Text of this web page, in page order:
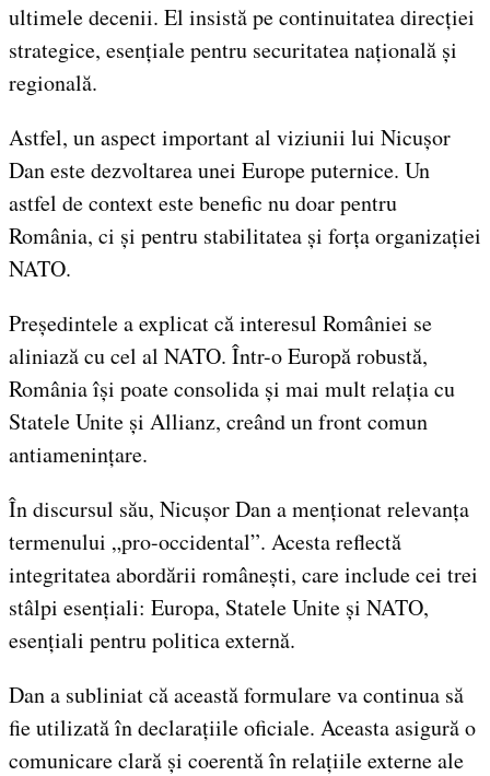
ultimele decenii. El insistă pe continuitatea direcției
strategice, esențiale pentru securitatea națională și
regională.
Astfel, un aspect important al viziunii lui Nicușor
Dan este dezvoltarea unei Europe puternice. Un
astfel de context este benefic nu doar pentru
România, ci și pentru stabilitatea și forța organizației
NATO.
Președintele a explicat că interesul României se
aliniază cu cel al NATO. Într-o Europă robustă,
România își poate consolida și mai mult relația cu
Statele Unite și Allianz, creând un front comun
antiamenințare.
În discursul său, Nicușor Dan a menționat relevanța
termenului „pro-occidental”. Acesta reflectă
integritatea abordării românești, care include cei trei
stâlpi esențiali: Europa, Statele Unite și NATO,
esențiali pentru politica externă.
Dan a subliniat că această formulare va continua să
fie utilizată în declarațiile oficiale. Aceasta asigură o
comunicare clară și coerentă în relațiile externe ale